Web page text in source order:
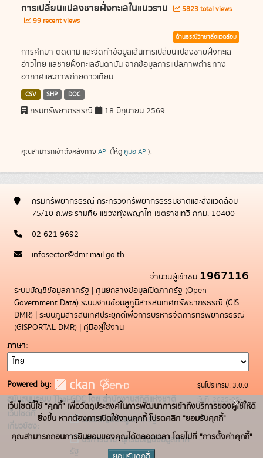
การเปลี่ยนแปลงชายฝั่งทะเลในแนวราบ
5823 total views
99 recent views
ด้านธรณีวิทยาสิ่งแวดล้อม
การศึกษา ติดตาม และจัดทำข้อมูลเส้นการเปลี่ยนแปลงชายฝั่งทะเล
อ่าวไทย แลชายฝั่งทะเลอันดามัน จากข้อมูลการแปลภาพถ่ายทาง
อากาศและภาพถ่ายดาวเทียม...
CSV SHP DOC
กรมทรัพยากรธรณี 18 มิถุนายน 2569
คุณสามารถเข้าถึงคลังทาง API (ให้ดู คู่มือ API).
กรมทรัพยากรธรณี กระทรวงทรัพยากรธรรมชาติและสิ่งแวดล้อม
75/10 ถ.พระรามที่6 แขวงทุ่งพญาไท เขตราชเทวี กทม. 10400
02 621 9692
infosector@dmr.mail.go.th
จำนวนผู้เข้าชม 1967116
ระบบบัญชีข้อมูลภาครัฐ | ศูนย์กลางข้อมูลเปิดภาครัฐ (Open
Government Data) ระบบฐานข้อมลูภูมิสารสนเทศทรัพยากรธรณี (GIS
DMR) | ระบบภูมิสารสนเทศประยุกต์เพื่อการบริหารจัดการทรัพยากรธรณี
(GISPORTAL DMR) | คู่มือผู้ใช้งาน
ภาษา
Powered by:
สนับสนุนระบบ Thai-GDC โดย สำนักงานสถิติแห่งชาติ
เว็บไซต์ที่
เกี่ยวข้อง:
ระบบบัญชีข้อมูลภาครัฐ
บริการนามานุกรมบัญชีข้อมูลภาค
รัฐ
รุ่นโปรแกรม: 3.0.0
วันที่: 2025-05-
19
เว็บไซต์นี้ใช้ "คุกกี้" เพื่อวัตถุประสงค์ในการพัฒนาการเข้าถึงบริการของผู้ใช้ให้ดี
ยิ่งขึ้น หากต้องการเปิดใช้งานคุกกี้ โปรดคลิก "ยอมรับคุกกี้"
คุณสามารถถอนการยินยอมของคุณได้ตลอดเวลา โดยไปที่ "การตั้งค่าคุกกี้"
x